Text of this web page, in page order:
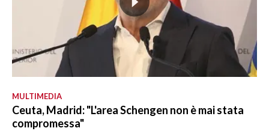
MULTIMEDIA
Ceuta, Madrid: "L'area Schengen non è mai stata
compromessa"